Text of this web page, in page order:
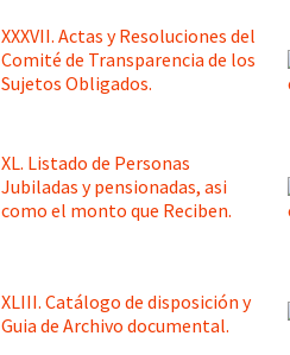
XXXVII. Actas y Resoluciones del
Comité de Transparencia de los
Sujetos Obligados.
XL. Listado de Personas
Jubiladas y pensionadas, asi
como el monto que Reciben.
XLIII. Catálogo de disposición y
Guia de Archivo documental.